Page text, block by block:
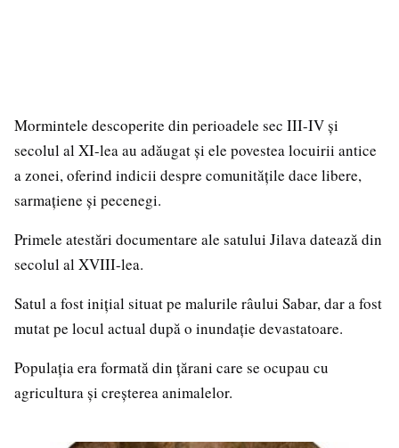
Mormintele descoperite din perioadele sec III-IV și
secolul al XI-lea au adăugat și ele povestea locuirii antice
a zonei, oferind indicii despre comunitățile dace libere,
sarmațiene și pecenegi.
Primele atestări documentare ale satului Jilava datează din
secolul al XVIII-lea.
Satul a fost inițial situat pe malurile râului Sabar, dar a fost
mutat pe locul actual după o inundație devastatoare.
Populația era formată din țărani care se ocupau cu
agricultura și creșterea animalelor.